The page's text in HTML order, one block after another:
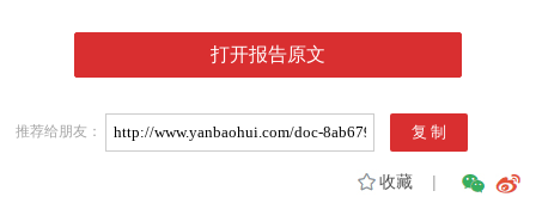
打开报告原文
推荐给朋友：
收藏|